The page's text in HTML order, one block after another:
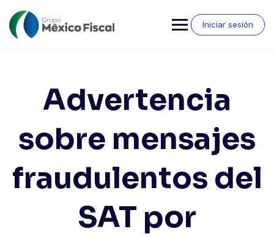
contenido
Iniciar sesión
Advertencia
sobre mensajes
fraudulentos del
SAT por